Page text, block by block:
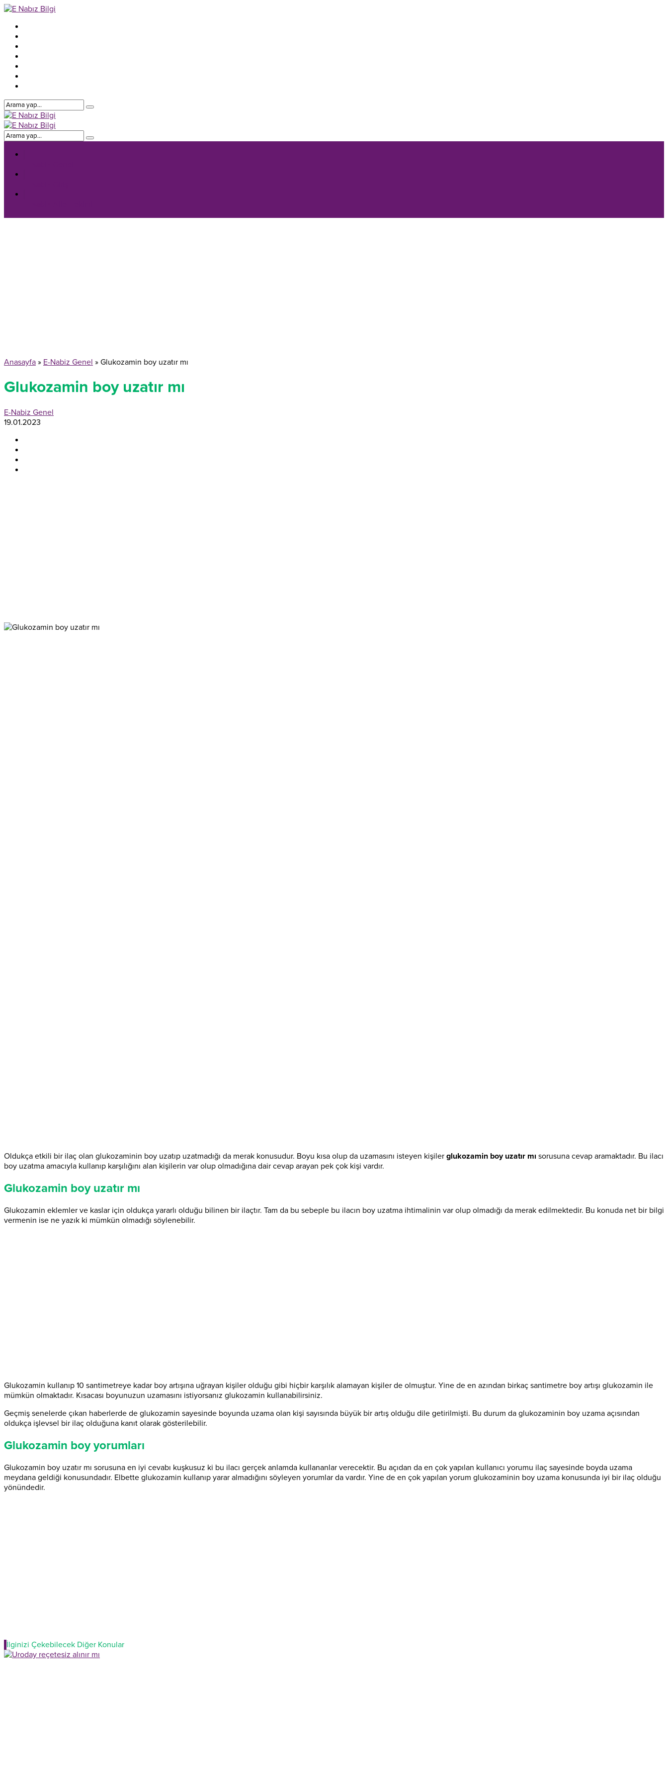
Anasayfa » E-Nabiz Genel » Glukozamin boy uzatır mı
Glukozamin boy uzatır mı
E-Nabiz Genel
19.01.2023
Oldukça etkili bir ilaç olan glukozaminin boy uzatıp uzatmadığı da merak konusudur. Boyu kısa olup da uzamasını isteyen kişiler glukozamin boy uzatır mı sorusuna cevap aramaktadır. Bu ilacı
boy uzatma amacıyla kullanıp karşılığını alan kişilerin var olup olmadığına dair cevap arayan pek çok kişi vardır.
Glukozamin boy uzatır mı
Glukozamin eklemler ve kaslar için oldukça yararlı olduğu bilinen bir ilaçtır. Tam da bu sebeple bu ilacın boy uzatma ihtimalinin var olup olmadığı da merak edilmektedir. Bu konuda net bir bilgi
vermenin ise ne yazık ki mümkün olmadığı söylenebilir.
Glukozamin kullanıp 10 santimetreye kadar boy artışına uğrayan kişiler olduğu gibi hiçbir karşılık alamayan kişiler de olmuştur. Yine de en azından birkaç santimetre boy artışı glukozamin ile
mümkün olmaktadır. Kısacası boyunuzun uzamasını istiyorsanız glukozamin kullanabilirsiniz.
Geçmiş senelerde çıkan haberlerde de glukozamin sayesinde boyunda uzama olan kişi sayısında büyük bir artış olduğu dile getirilmişti. Bu durum da glukozaminin boy uzama açısından
oldukça işlevsel bir ilaç olduğuna kanıt olarak gösterilebilir.
Glukozamin boy yorumları
Glukozamin boy uzatır mı sorusuna en iyi cevabı kuşkusuz ki bu ilacı gerçek anlamda kullananlar verecektir. Bu açıdan da en çok yapılan kullanıcı yorumu ilaç sayesinde boyda uzama
meydana geldiği konusundadır. Elbette glukozamin kullanıp yarar almadığını söyleyen yorumlar da vardır. Yine de en çok yapılan yorum glukozaminin boy uzama konusunda iyi bir ilaç olduğu
yönündedir.
İlginizi Çekebilecek Diğer Konular